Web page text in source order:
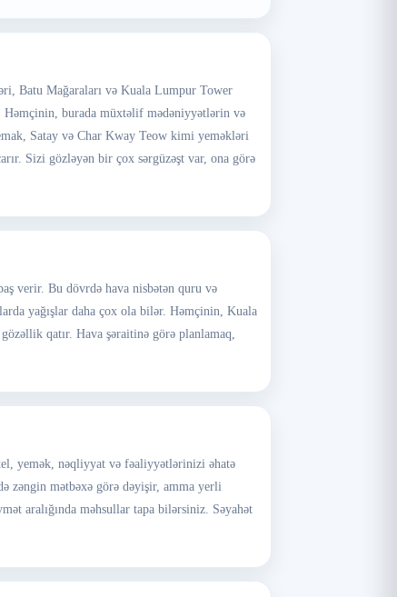
Batu Mağaraları və Kuala Lumpur Tower
burada müxtəlif mədəniyyətlərin və
Satay və Char Kway Teow kimi yeməkləri
Sizi gözləyən bir çox sərgüzəşt var, ona görə
verir. Bu dövrdə hava nisbətən quru və
yağışlar daha çox ola bilər. Həmçinin, Kuala
qatır. Hava şəraitinə görə planlamaq,
yemək, nəqliyyat və fəaliyyətlərinizi əhatə
zəngin mətbəxə görə dəyişir, amma yerli
aralığında məhsullar tapa bilərsiniz. Səyahət